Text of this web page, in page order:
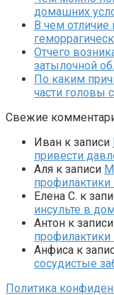
домашних
В чем отличие
Отчего
затылочной
По каким
части головы
Свежие
Иван к записи
привести
Аля к записи
профилактики
Елена С. к
инсульте в
Антон к записи
профилактики
Анфиса к
сосудистые
Политика